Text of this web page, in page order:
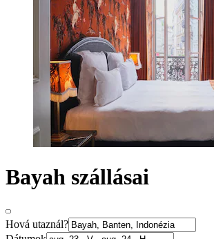
Bayah szállásai
Hová utaznál?